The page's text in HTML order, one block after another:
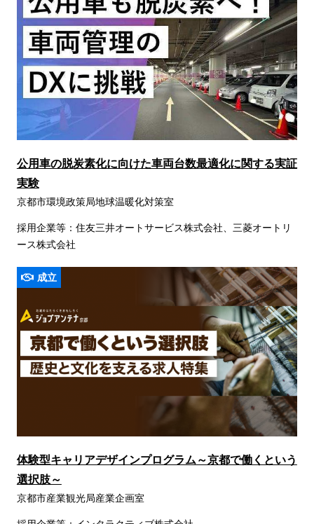
公用車の脱炭素化に向けた車両台数最適化に関する実証
実験
京都市環境政策局地球温暖化対策室
採用企業等：住友三井オートサービス株式会社、三菱オートリ
ース株式会社
成立
体験型キャリアデザインプログラム～京都で働くという
選択肢～
京都市産業観光局産業企画室